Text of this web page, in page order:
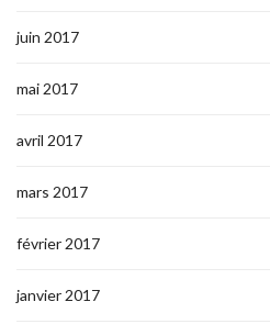
juin 2017
mai 2017
avril 2017
mars 2017
février 2017
janvier 2017